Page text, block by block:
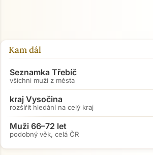
Kam dál
Seznamka Třebíč
všichni muži z města
kraj Vysočina
rozšířit hledání na celý kraj
Muži 66–72 let
podobný věk, celá ČR